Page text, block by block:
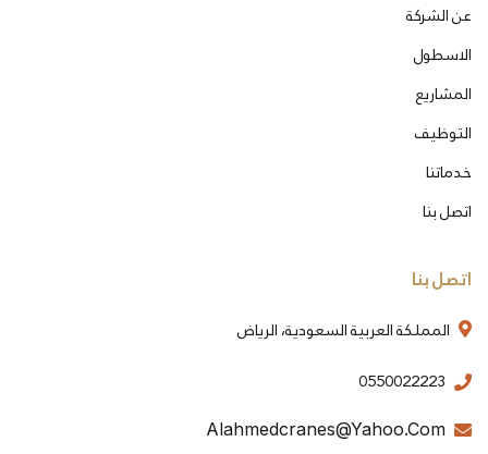
عن الشركة
الاسطول
المشاريع
التوظيف
خدماتنا
اتصل بنا
اتصل بنا
المملكة العربية السعودية، الرياض
0550022223
Alahmedcranes@yahoo.com